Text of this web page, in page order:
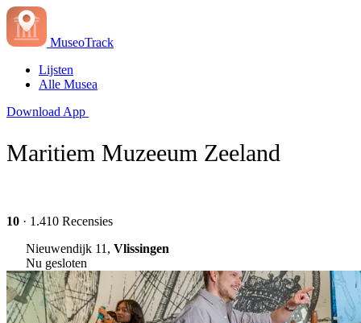
MuseoTrack
Lijsten
Alle Musea
Download App
Maritiem Muzeeum Zeeland
10 · 1.410 Recensies
Nieuwendijk 11, Vlissingen
Nu gesloten